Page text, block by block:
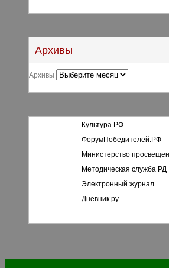
Архивы
Архивы
Культура.РФ
ФорумПобедителей.РФ
Министерство
Методическая служба РД
Электронный журнал
Дневник.ру